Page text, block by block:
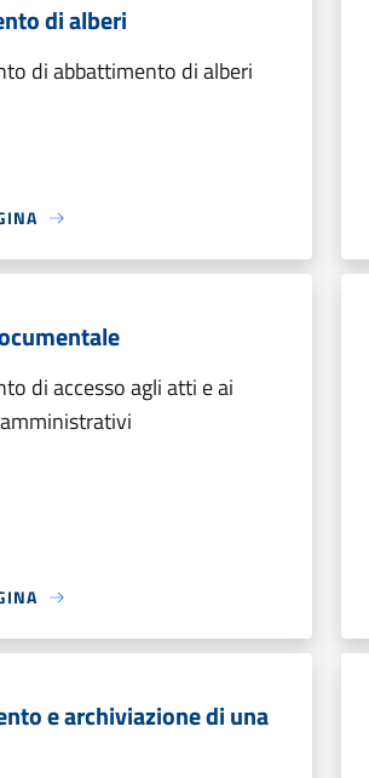
di alberi
di abbattimento di alberi
di accesso agli atti e ai
e archiviazione di una